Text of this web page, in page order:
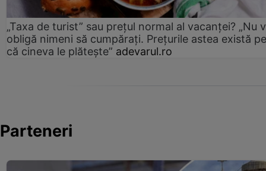
„Taxa de turist” sau prețul normal al vacanței? „Nu
obligă nimeni să cumpărați. Prețurile astea există
că cineva le plătește” adevarul.ro
Parteneri